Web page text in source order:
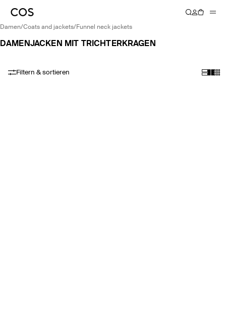
damen/ coats and jackets/ funnel neck jackets
DAMENJACKEN MIT TRICHTERKRAGEN
Filtern & sortieren